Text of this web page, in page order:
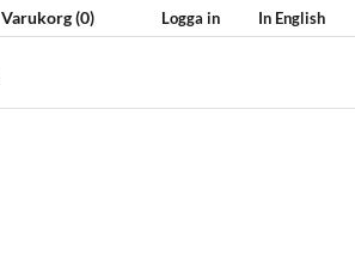
Varukorg(0) Logga in In English